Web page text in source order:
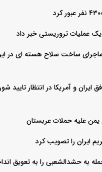
عملیات تروریستی خبر داد
ماجرای ساخت سلاح هسته ای در
ایران و آمریکا در انتظار تایید
یمن علیه حملات عربستان
ایران را تصویب کرد
به حشدالشعبی را به تعویق